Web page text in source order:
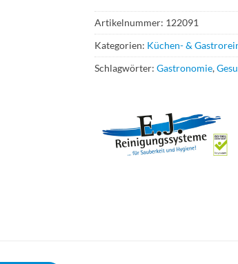
Artikelnummer: 122091
Kategorien: Küchen- &
Schlagwörter: Gastronomie,